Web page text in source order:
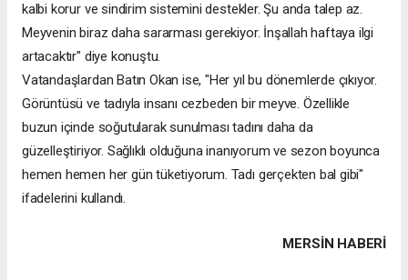
kalbi korur ve sindirim sistemini destekler. Şu anda talep az.
Meyvenin biraz daha sararması gerekiyor. İnşallah haftaya ilgi
artacaktır" diye konuştu.
Vatandaşlardan Batın Okan ise, "Her yıl bu dönemlerde çıkıyor.
Görüntüsü ve tadıyla insanı cezbeden bir meyve. Özellikle
buzun içinde soğutularak sunulması tadını daha da
güzelleştiriyor. Sağlıklı olduğuna inanıyorum ve sezon boyunca
hemen hemen her gün tüketiyorum. Tadı gerçekten bal gibi"
ifadelerini kullandı.
MERSIN HABERİ